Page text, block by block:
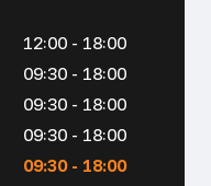
12:00 - 18:00
09:30 - 18:00
09:30 - 18:00
09:30 - 18:00
09:30 - 18:00